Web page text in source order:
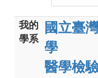
我的
學系
國立臺
學
醫學檢